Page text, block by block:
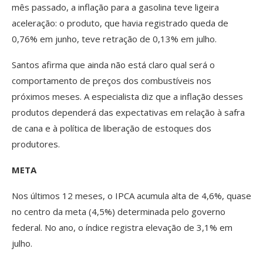
mês passado, a inflação para a gasolina teve ligeira
aceleração: o produto, que havia registrado queda de
0,76% em junho, teve retração de 0,13% em julho.
Santos afirma que ainda não está claro qual será o
comportamento de preços dos combustíveis nos
próximos meses. A especialista diz que a inflação desses
produtos dependerá das expectativas em relação à safra
de cana e à política de liberação de estoques dos
produtores.
META
Nos últimos 12 meses, o IPCA acumula alta de 4,6%, quase
no centro da meta (4,5%) determinada pelo governo
federal. No ano, o índice registra elevação de 3,1% em
julho.